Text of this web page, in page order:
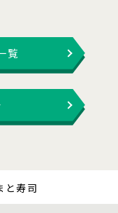
覧
と寿司